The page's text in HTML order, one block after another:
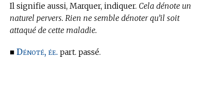
Il signifie aussi, Marquer, indiquer. Cela dénote un
naturel pervers. Rien ne semble dénoter qu’il soit
attaqué de cette maladie.
■ Dénoté, ée. part. passé.